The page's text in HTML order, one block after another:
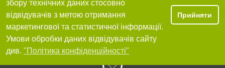
збору технічних даних стосовно
відвідувачів з метою отримання
маркетингової та статистичної інформації.
Умови обробки даних відвідувачів сайту
див. "Політика конфіденційності"
Прийняти